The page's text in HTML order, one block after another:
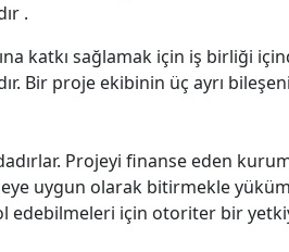
.
katkı sağlamak için iş birliği
Bir proje ekibinin üç ayrı
Projeyi finanse eden
uygun olarak bitirmekle
için otoriter bir